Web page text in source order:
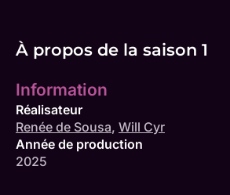
À propos de la saison 1
Information
Réalisateur
Renée de Sousa, Will Cyr
Année de production
2025